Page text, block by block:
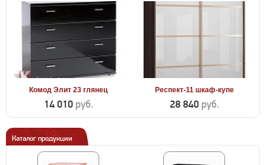
Комод Элит 23 глянец
14 010 руб.
Респект-11 шкаф-купе
28 840 руб.
Каталог продукции